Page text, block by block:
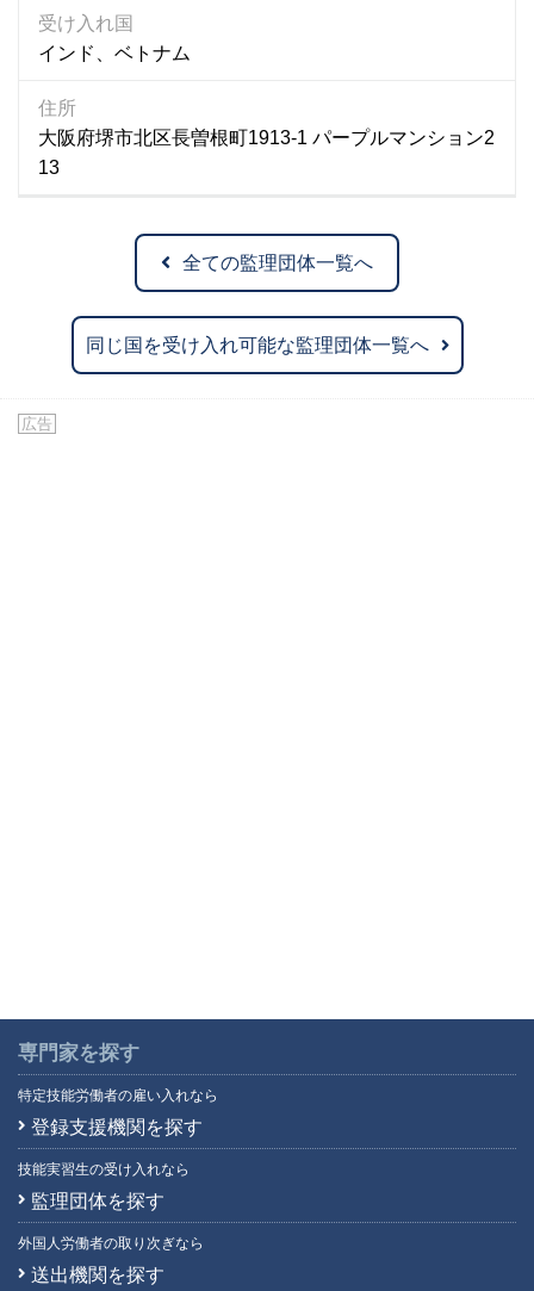
受け入れ国
インド、ベトナム
住所
大阪府堺市北区長曽根町1913-1 パープルマンション2
13
全ての監理団体一覧へ
同じ国を受け入れ可能な監理団体一覧へ
広告
専門家を探す
特定技能労働者の雇い入れなら
登録支援機関を探す
技能実習生の受け入れなら
監理団体を探す
外国人労働者の取り次ぎなら
送出機関を探す